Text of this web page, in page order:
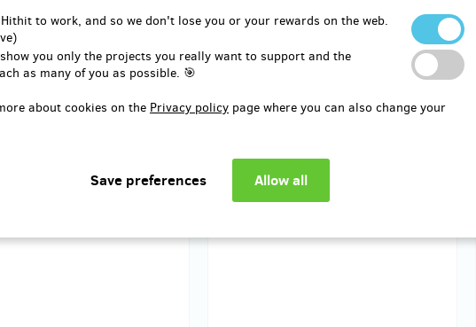
to work, and so we don't lose you or your rewards on the web.
you only the projects you really want to support and the
as many of you as possible. 🎯
about cookies on the Privacy policy page where you can also change your
na nákup knih v
500 Kč
nákup
sold 0
Voucher na nákup knih v
Voucher doručíme elektronicky na e-